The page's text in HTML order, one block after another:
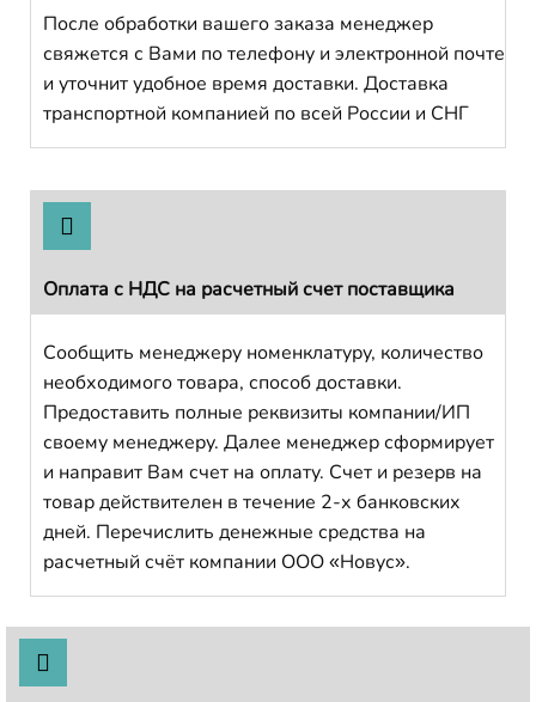
После обработки вашего заказа менеджер
свяжется с Вами по телефону и электронной почте
и уточнит удобное время доставки. Доставка
транспортной компанией по всей России и СНГ
Оплата с НДС на расчетный счет поставщика
Сообщить менеджеру номенклатуру, количество
необходимого товара, способ доставки.
Предоставить полные реквизиты компании/ИП
своему менеджеру. Далее менеджер сформирует
и направит Вам счет на оплату. Счет и резерв на
товар действителен в течение 2-х банковских
дней. Перечислить денежные средства на
расчетный счёт компании ООО «Новус».